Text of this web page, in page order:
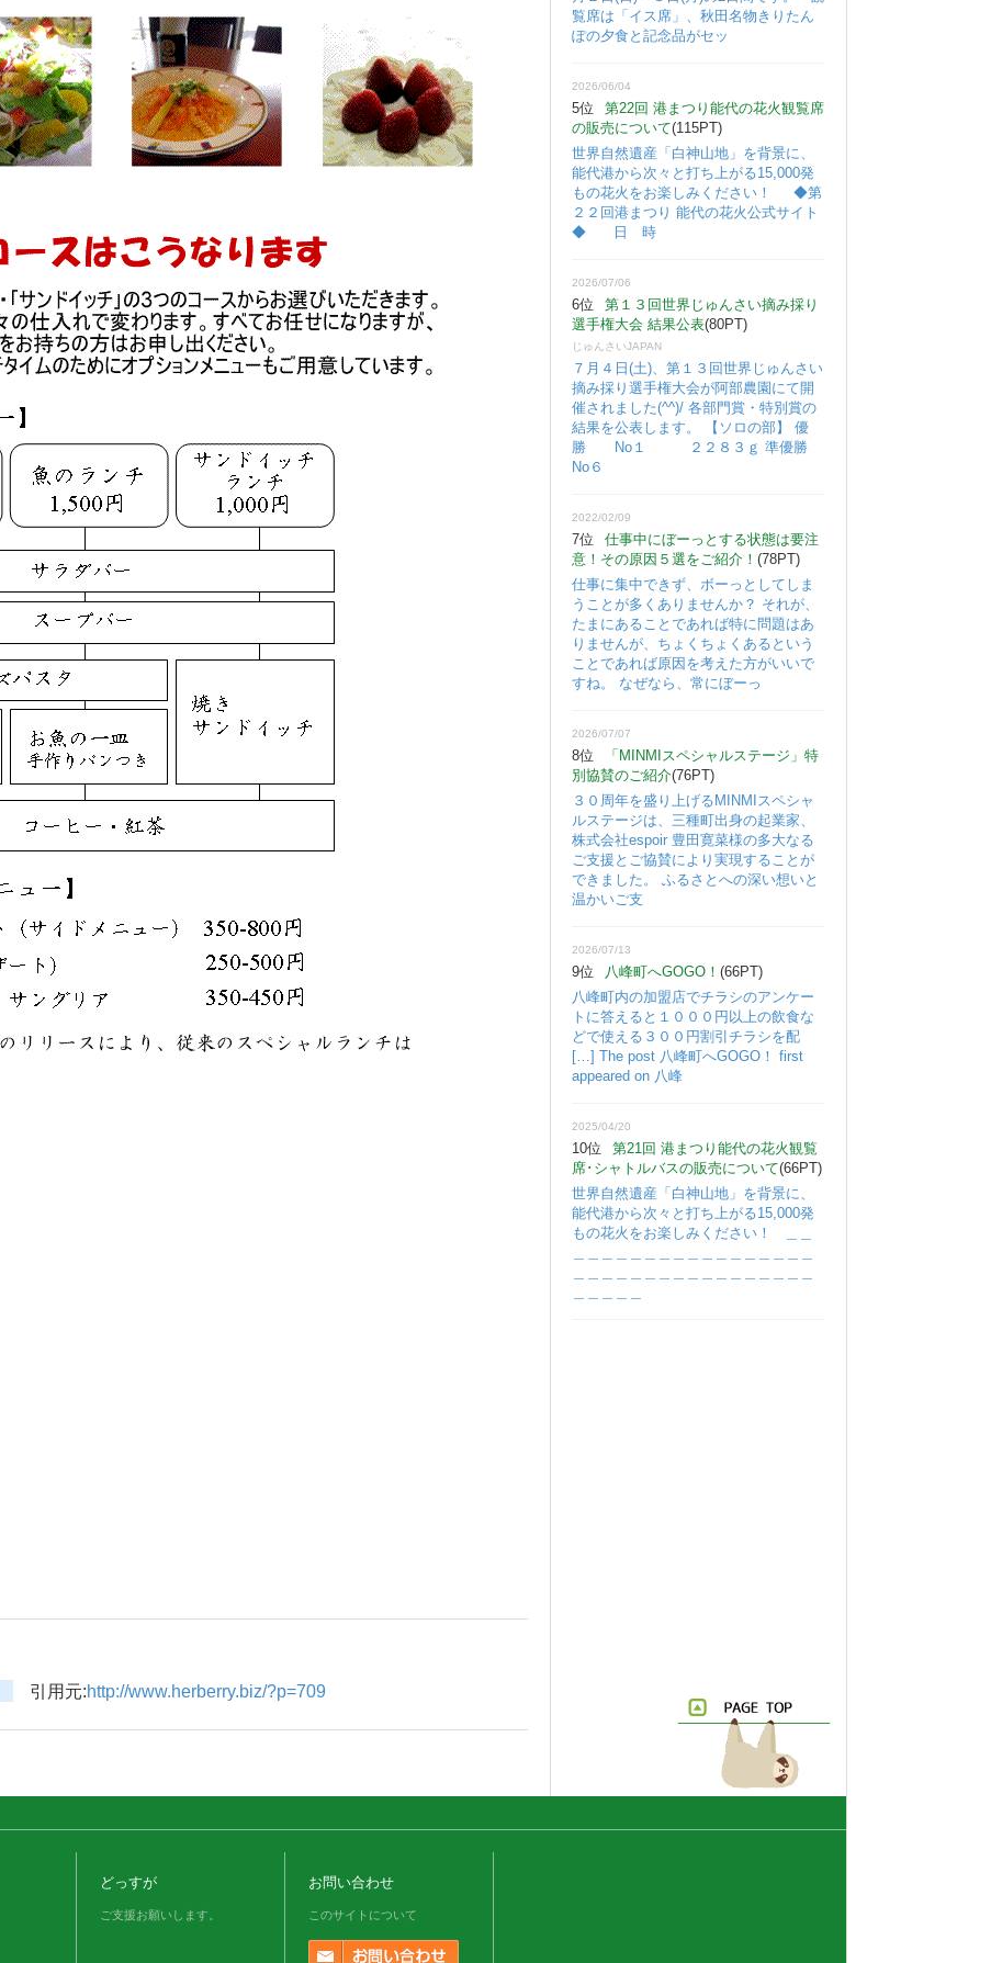
引用元:http://www.herberry.biz/?p=709
覧席は「イス席」、秋田名物きりたん
ぽの夕食と記念品がセッ
2026/06/04
5位
第22回 港まつり能代の花火観覧席
の販売について(115PT)
世界自然遺産「白神山地」を背景に、
能代港から次々と打ち上がる15,000発
もの花火をお楽しみください！ ◆第
２２回港まつり 能代の花火公式サイト
◆ 日 時
2026/07/06
6位
第１３回世界じゅんさい摘み採り
選手権大会 結果公表(80PT)
じゅんさいJAPAN
７月４日(土)、第１３回世界じゅんさい
摘み採り選手権大会が阿部農園にて開
催されました(^^)/ 各部門賞・特別賞の
結果を公表します。 【ソロの部】 優
勝 No１ ２２８３ｇ 準優勝
No６
2022/02/09
7位
仕事中にぼーっとする状態は要注
意！その原因５選をご紹介！ (78PT)
仕事に集中できず、ボーっとしてしま
うことが多くありませんか？ それが、
たまにあることであれば特に問題はあ
りませんが、ちょくちょくあるという
ことであれば原因を考えた方がいいで
すね。 なぜなら、常にぼーっ
2026/07/07
8位
「MINMIスペシャルステージ」特
別協賛のご紹介(76PT)
３０周年を盛り上げるMINMIスペシャ
ルステージは、三種町出身の起業家、
株式会社espoir 豊田寛菜様の多大なる
ご支援とご協賛により実現することが
できました。 ふるさとへの深い想いと
温かいご支
2026/07/13
9位 八峰町へGOGO！ (66PT)
八峰町内の加盟店でチラシのアンケー
トに答えると１０００円以上の飲食な
どで使える３００円割引チラシを配
[…] The post 八峰町へGOGO！ first
appeared on 八峰
2025/04/20
10位
第21回 港まつり能代の花火観覧
席･シャトルバスの販売について(66PT)
世界自然遺産「白神山地」を背景に、
能代港から次々と打ち上がる15,000発
もの花火をお楽しみください！ ＿＿
どっすが
ご支援お願いします。
お問い合わせ
このサイトについて